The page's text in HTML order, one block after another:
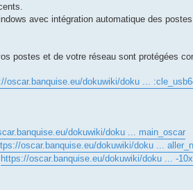
avec intégration automatique des
postes et de votre réseau sont protégées
oscar.banquise.eu/dokuwiki/doku ...
dokuwiki/doku ... main_oscar
oscar.banquise.eu/dokuwiki/doku ...
https://oscar.banquise.eu/dokuwiki/doku ... -